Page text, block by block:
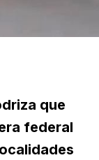
que
federal